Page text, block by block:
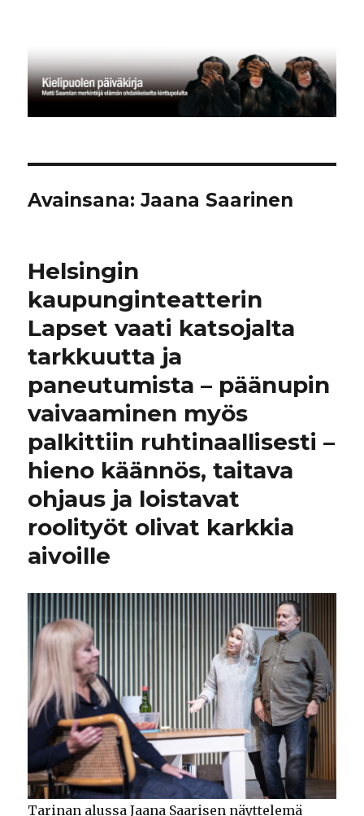
Avainsana:Jaana Saarinen
Helsingin
kaupunginteatterin
Lapset vaati katsojalta
tarkkuutta ja
paneutumista – päänupin
vaivaaminen myös
palkittiin ruhtinaallisesti –
hieno käännös, taitava
ohjaus ja loistavat
roolityöt olivat karkkia
aivoille
Tarinan alussa Jaana Saarisen näyttelemä